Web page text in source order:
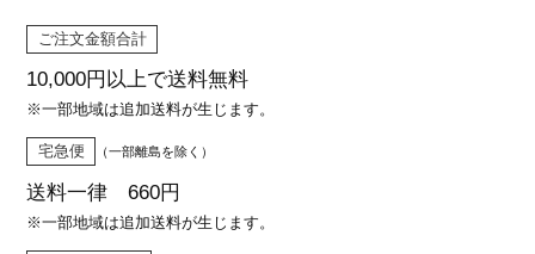
ご注文金額合計
10,000円以上で送料無料
※一部地域は追加送料が生じます。
宅急便 （一部離島を除く）
送料一律 660円
※一部地域は追加送料が生じます。